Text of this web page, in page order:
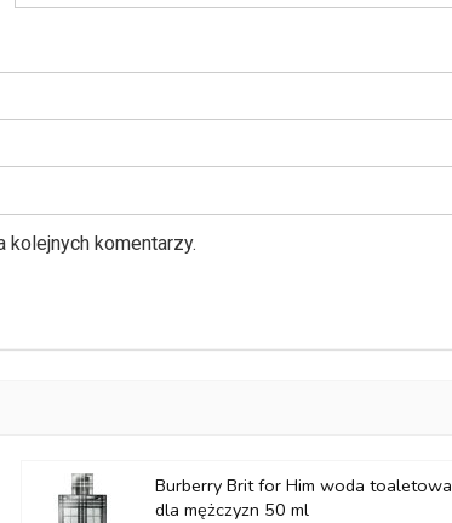
kolejnych komentarzy.
Burberry Brit for Him woda toaletowa
dla mężczyzn 50 ml